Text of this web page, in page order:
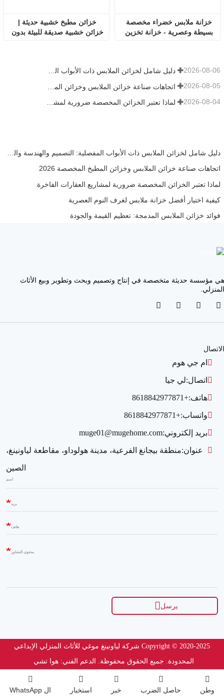
دليل شامل لخزائن الملابس ذات الأبواب المفصلية: التصميم والهندسة والمشتريات بين الشركات 2026-08-06
2026-08-05
2026-08-04
اتجاهات صناعة خزائن الملابس وخزائن المطبخ المخصصة 2026
لماذا تعتبر الخزائن المخصصة ضرورية لمشاريع العقارات الفاخرة
كيفية اختيار أفضل خزانة ملابس لغرف النوم العصرية
فوائد خزائن الملابس المدمجة: تعظيم القيمة والجودة
هي مؤسسة حديثة متخصصة في إنتاج وتصميم وبحث وتطوير وبيع الأثاث
المنزلي.
الاتصال
ام جي هوم
اتصال:لي جيا
هاتف:+8618842977871
واتساب:+8618842977871
بريد إلكتروني:muge01@mugehome.com
عنوان:منطقة بيجانغ الفرعية، مدينة هولوداو، مقاطعة لياونينغ،
الصين
اسم
بريد
هاتف
محتوى التشاور
يرسل
Copyright © 2020-2025 شركة لياونينغ موغي للأثاث المنزلي الإبداعي
المحدودة. جميع الحقوق محفوظة.
الدعم الفني: هوا تشي
وطن حاصل الضرب خبر استخبار ال WhatsApp